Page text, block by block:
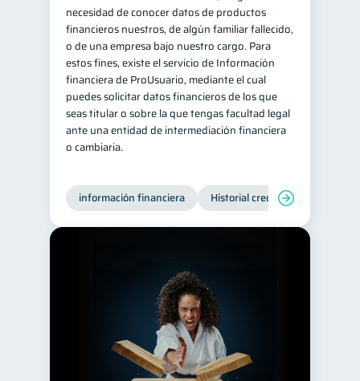
necesidad de conocer datos de productos
financieros nuestros, de algún familiar fallecido,
o de una empresa bajo nuestro cargo. Para
estos fines, existe el servicio de Información
financiera de ProUsuario, mediante el cual
puedes solicitar datos financieros de los que
seas titular o sobre la que tengas facultad legal
ante una entidad de intermediación financiera
o cambiaria.
información financiera Historial crediticio